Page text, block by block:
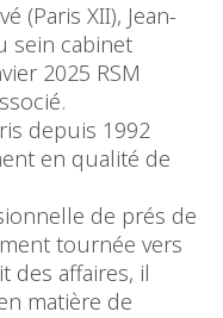
(Paris XII), Jean-
sein cabinet
2025 RSM
depuis 1992
en qualité de
de prés de
tournée vers
des affaires, il
matière de